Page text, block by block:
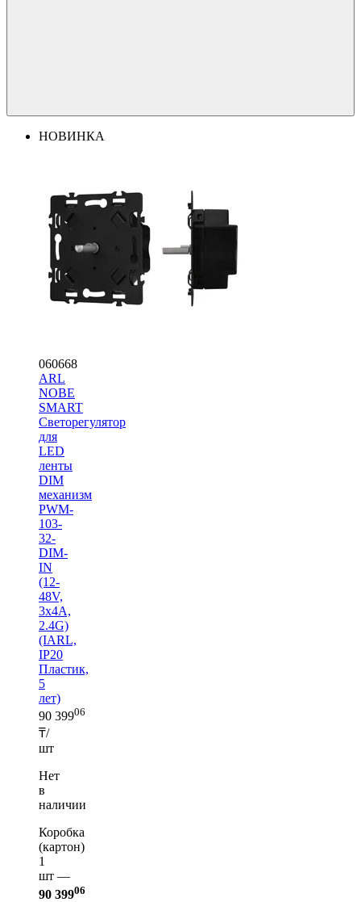
НОВИНКА
060668
ARL
NOBE
SMART
Светорегулятор
для
LED
ленты
DIM
механизм
PWM-
103-
32-
DIM-
IN
(12-
48V,
3х4A,
2.4G)
(IARL,
IP20
Пластик,
5
лет)
90 39906
₸/
шт
Нет
в
наличии
Коробка
(картон)
1
шт —
90 39906